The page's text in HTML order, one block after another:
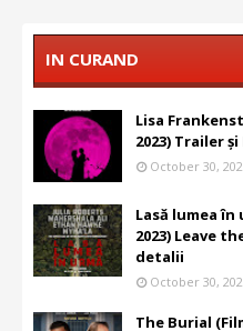
IN CURAND
Lisa
2023) Trailer
October 30,
Lasă lumea
2023) Leave
detalii
October 30,
The Burial